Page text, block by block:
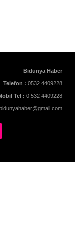
Bidünya Haber
Telefon : 0532 4409228
Tel : 0 532 4409228
bidunyahaber@gmail.com